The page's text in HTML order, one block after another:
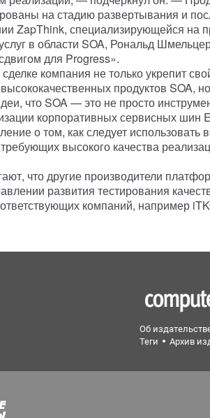
на стадию развертывания и
ZapThink, специализирующейся на
в области SOA, Рональд
для Progress».
компания не только укрепит
продуктов SOA,
что SOA — это не просто
корпоративных сервисных
о том, как следует использовать
высокого качества
что другие производители
развития тестирования
компаний, например
Об
Теги
Архив